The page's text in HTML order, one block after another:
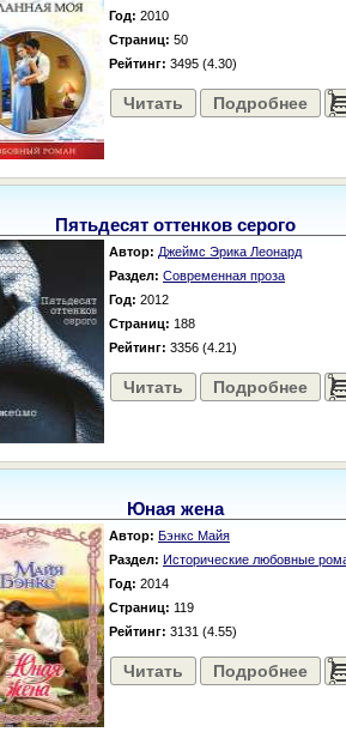
Год: 2010
Страниц: 50
Рейтинг: 3495 (4.30)
Читать Подробнее
Пятьдесят оттенков серого
Автор: Джеймс Эрика Леонард
Раздел: Современная проза
Год: 2012
Страниц: 188
Рейтинг: 3356 (4.21)
Читать Подробнее
Юная жена
Автор: Бэнкс Майя
Раздел: Исторические любовные
Год: 2014
Страниц: 119
Рейтинг: 3131 (4.55)
Читать Подробнее